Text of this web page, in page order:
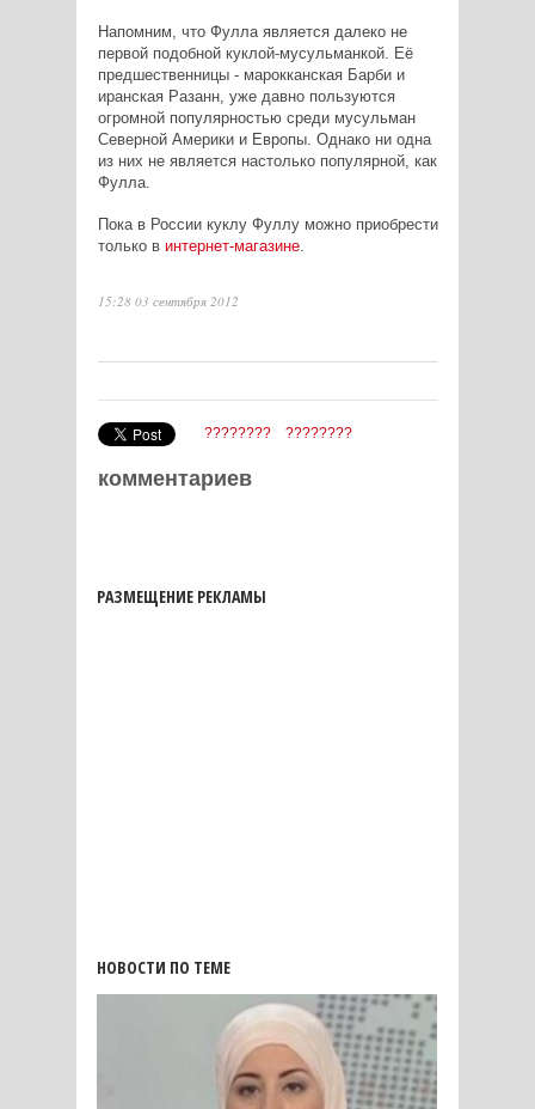
Напомним, что Фулла является далеко не
первой подобной куклой-мусульманкой. Её
предшественницы - марокканская Барби и
иранская Разанн, уже давно пользуются
огромной популярностью среди мусульман
Северной Америки и Европы. Однако ни одна
из них не является настолько популярной, как
Фулла.
Пока в России куклу Фуллу можно приобрести
только в интернет-магазине.
15:28 03 сентября 2012
???????? ????????
комментариев
РАЗМЕЩЕНИЕ РЕКЛАМЫ
НОВОСТИ ПО ТЕМЕ